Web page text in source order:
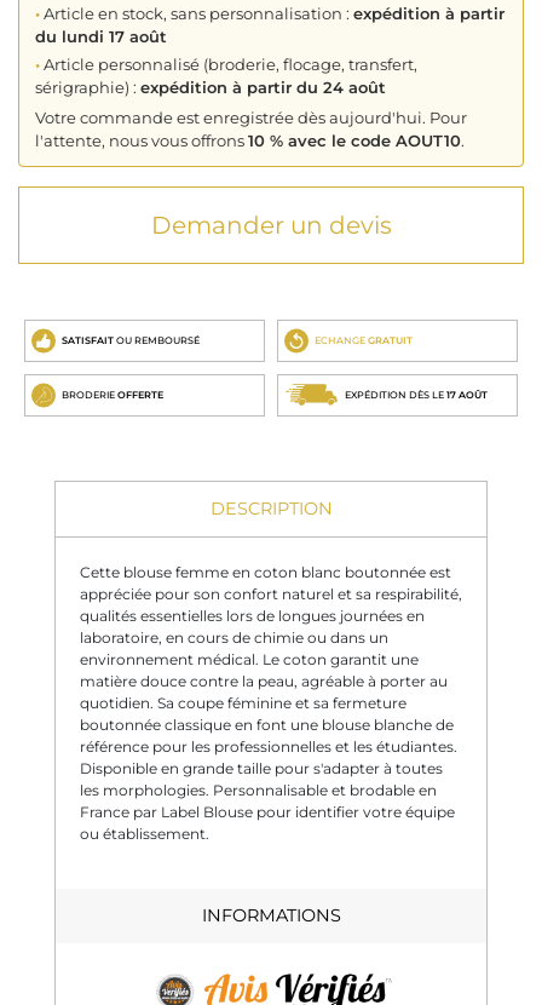
•Article en stock, sans personnalisation : expédition à partir
du lundi 17 août
•Article personnalisé (broderie, flocage, transfert,
sérigraphie) : expédition à partir du 24 août
Votre commande est enregistrée dès aujourd'hui. Pour
l'attente, nous vous offrons10 % avec le code AOUT10.
Demander un devis
SATISFAIT OU REMBOURSÉ ECHANGE GRATUIT
BRODERIE OFFERTE EXPÉDITION DÈS LE 17 AOÛT
DESCRIPTION
Cette blouse femme en coton blanc boutonnée est
appréciée pour son confort naturel et sa respirabilité,
qualités essentielles lors de longues journées en
laboratoire, en cours de chimie ou dans un
environnement médical. Le coton garantit une
matière douce contre la peau, agréable à porter au
quotidien. Sa coupe féminine et sa fermeture
boutonnée classique en font une blouse blanche de
référence pour les professionnelles et les étudiantes.
Disponible en grande taille pour s'adapter à toutes
les morphologies. Personnalisable et brodable en
France par Label Blouse pour identifier votre équipe
ou établissement.
INFORMATIONS